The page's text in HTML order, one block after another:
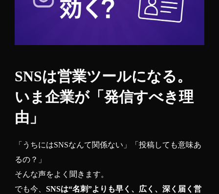
SNSは営業ツールになる。
いま企業が「発信すべき理
由」
「うちにはSNSなんて関係ない」「投稿しても意味あ
るの？」
そんな声をよく聞きます。
でも今、 SNSは“名刺”よりも早く、広く、深く届く営